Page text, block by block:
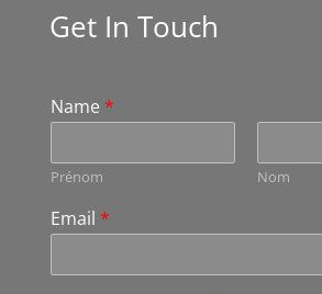
Get In Touch
Name *
Prénom Nom
Email *